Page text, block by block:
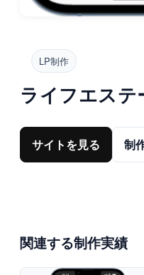
LP制作
ライフエステ
サイトを見る 制
関連する制作実績